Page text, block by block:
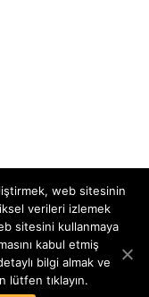
Reserved
KVKK Başvuru Formu
web sitesinin
verileri izlemek
sitesini kullanmaya
kabul etmiş
bilgi almak ve
lütfen tıklayın.